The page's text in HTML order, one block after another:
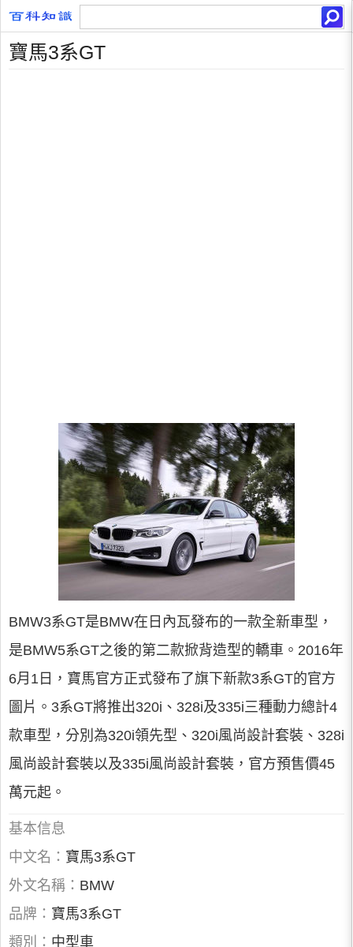
寶馬3系GT
BMW3系GT是BMW在日內瓦發布的一款全新車型，
是BMW5系GT之後的第二款掀背造型的轎車。2016年
6月1日，寶馬官方正式發布了旗下新款3系GT的官方
圖片。3系GT將推出320i、328i及335i三種動力總計4
款車型，分別為320i領先型、320i風尚設計套裝、328i
風尚設計套裝以及335i風尚設計套裝，官方預售價45
萬元起。
基本信息
中文名： 寶馬3系GT
外文名稱： BMW
品牌： 寶馬3系GT
類別： 中型車